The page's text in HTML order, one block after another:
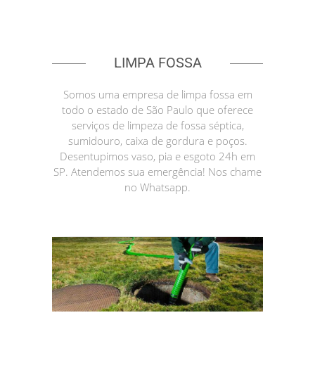
LIMPA FOSSA
Somos uma empresa de limpa fossa em
todo o estado de São Paulo que oferece
serviços de limpeza de fossa séptica,
sumidouro, caixa de gordura e poços.
Desentupimos vaso, pia e esgoto 24h em
SP. Atendemos sua emergência! Nos chame
no Whatsapp.